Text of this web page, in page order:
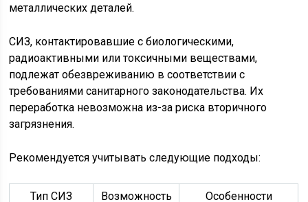
металлических деталей.
СИЗ, контактировавшие с биологическими,
радиоактивными или токсичными веществами,
подлежат обезвреживанию в соответствии с
требованиями санитарного законодательства. Их
переработка невозможна из-за риска вторичного
загрязнения.
Рекомендуется учитывать следующие подходы:
Тип СИЗ
Возможность
Особенности